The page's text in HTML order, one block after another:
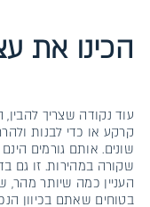
הכינו את
עוד נקודה שצריך להבין,
קרקע או כדי לבנות
שונים. אותם גורמים
שקורה במהירות. זו גם
העניין כמה שיותר מהר,
בטוחים שאתם בכיוון